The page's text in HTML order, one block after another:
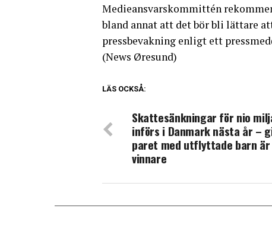
Medieansvarskommittén
bland annat att det bör bli lättare
pressbevakning enligt ett
(News Øresund)
LÄS OCKSÅ:
Skattesänkningar för nio
införs i Danmark nästa år –
paret med utflyttade barn är
vinnare